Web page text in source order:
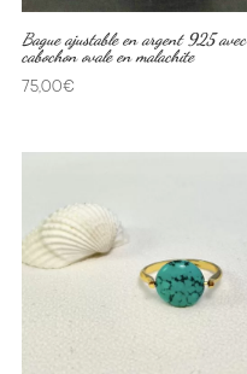
Bague ajustable en argent 925 avec
cabochon ovale en malachite
75,00€